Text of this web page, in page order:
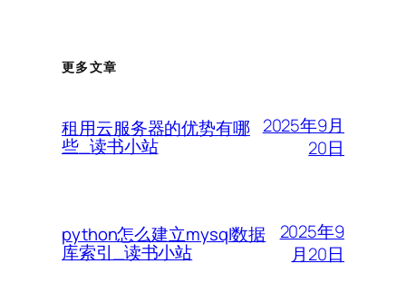
更多文章
租用云服务器的优势有哪
些_读书小站
2025年9月
20日
python怎么建立mysql数据
库索引_读书小站
2025年9
月20日